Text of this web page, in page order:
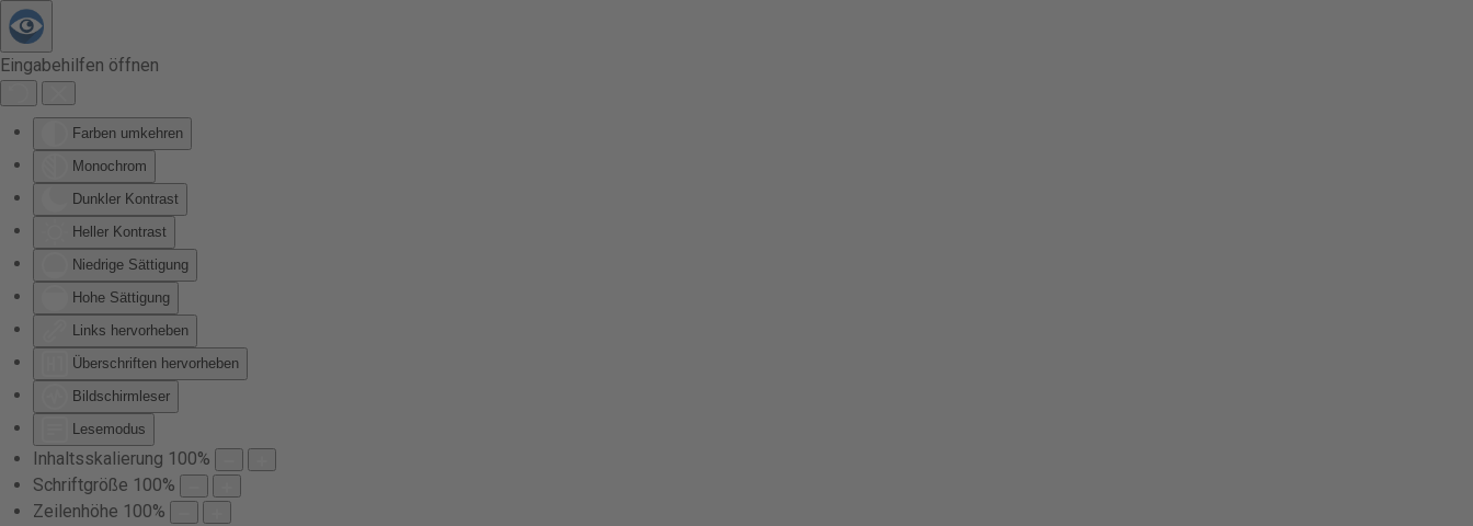
Eingabehilfen öffnen
Farben umkehren
Monochrom
Dunkler Kontrast
Heller Kontrast
Niedrige Sättigung
Hohe Sättigung
Links hervorheben
Überschriften hervorheben
Bildschirmleser
Lesemodus
Inhaltsskalierung 100%
Schriftgröße 100%
Zeilenhöhe 100%
Zum Hauptinhalt springen